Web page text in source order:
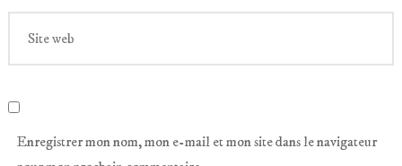
Enregistrer mon nom, mon e-mail et mon site dans le navigateur